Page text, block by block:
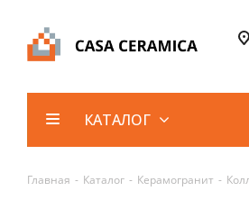
КАТАЛОГ
Главная - Каталог - Керамогранит -